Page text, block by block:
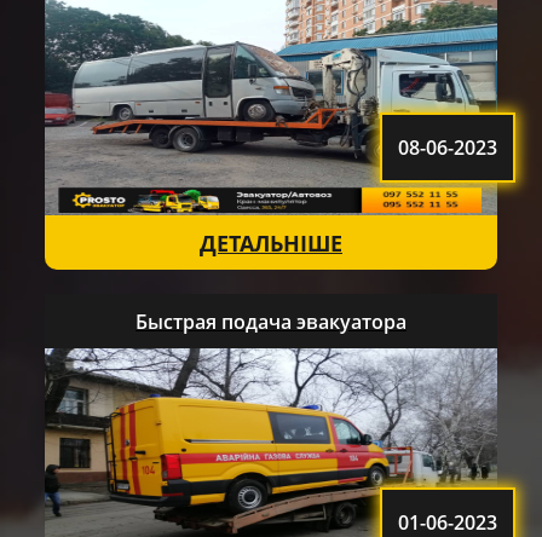
08-06-2023
ДЕТАЛЬНІШЕ
01-06-2023
Быстрая подача эвакуатора